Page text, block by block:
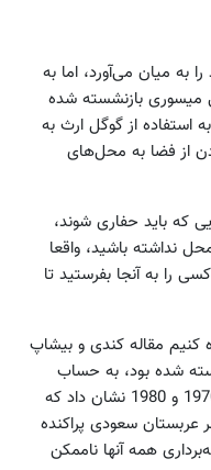
به میان می‌آورد، اما به
میسوری بازنشسته شده
استفاده از گوگل ارث به
از فضا به محل‌های
که باید حفاری شوند،
نداشته باشید، واقعا
را به آنجا بفرستید تا
کنیم مقاله کندی و بیشاپ
شده بود، به حساب
نمی‌آید. بررسی انجام شده در دهه‌های 1970 و 1980 نشان داد که
عربستان سعودی پراکنده
همه آنها ناممکن